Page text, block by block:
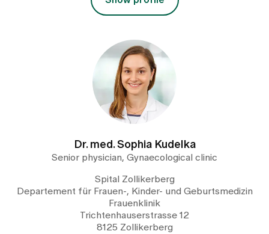
Dr. med. Sophia Kudelka
Senior physician, Gynaecological clinic
Spital Zollikerberg
Departement für Frauen-, Kinder- und Geburtsmedizin
Frauenklinik
Trichtenhauserstrasse 12
8125 Zollikerberg